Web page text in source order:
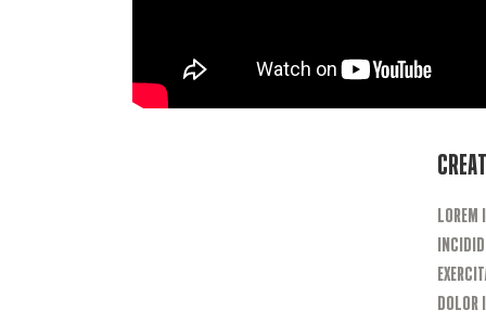
dolor